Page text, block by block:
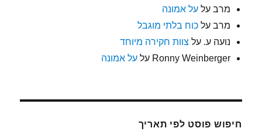
מרב עלעל אמונה
מרב עלכוח בלתי מוגבל
נועה ע. על צוות חקירה מיוחד
Ronny Weinberger עלעל אמונה
חיפוש פוסט לפי תאריך